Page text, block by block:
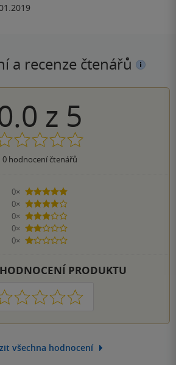
a recenze čtenářů
z 5
0hodnocení čtenářů
0×
5 hvězdiček
0×
4 hvězdičky
0×
3 hvězdičky
0×
2 hvězdičky
0×
1 hvezdička
HODNOCENÍ PRODUKTU
1 2 3 4 5
všechna hodnocení